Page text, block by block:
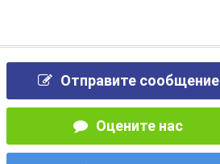
Отправите сообщение
Оцените нас